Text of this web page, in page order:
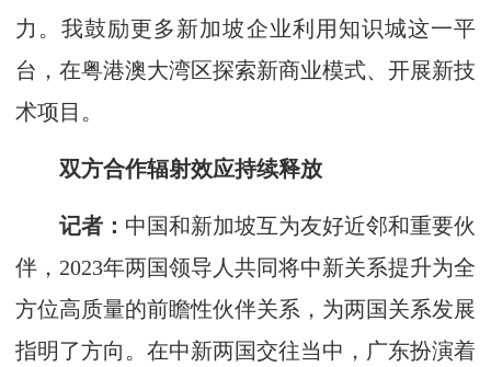
力。我鼓励更多新加坡企业利用知识城这一平
台，在粤港澳大湾区探索新商业模式、开展新技
术项目。
双方合作辐射效应持续释放
记者： 中国和新加坡互为友好近邻和重要伙
伴，2023年两国领导人共同将中新关系提升为全
方位高质量的前瞻性伙伴关系，为两国关系发展
指明了方向。在中新两国交往当中，广东扮演着